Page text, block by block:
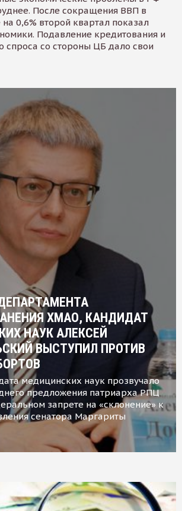
После сокращения ВВП в
0,6% второй квартал показал
Подавление кредитования и
спроса со стороны ЦБ дало свои
ХМАО, КАНДИДАТ
НАУК АЛЕКСЕЙ
ВЫСТУПИЛ ПРОТИВ
медицинских наук прозвучало
предложения патриарха РПЦ
запрете на «склонение» к
сенатора Маргариты